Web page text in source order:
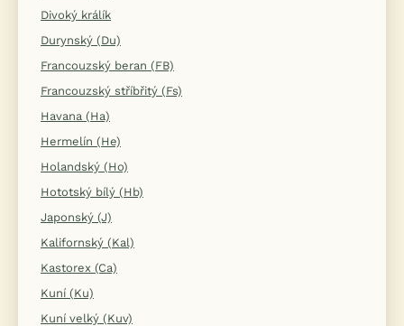
Divoký králík
Durynský (Du)
Francouzský beran (FB)
Francouzský stříbřitý (Fs)
Havana (Ha)
Hermelín (He)
Holandský (Ho)
Hototský bílý (Hb)
Japonský (J)
Kalifornský (Kal)
Kastorex (Ca)
Kuní (Ku)
Kuní velký (Kuv)